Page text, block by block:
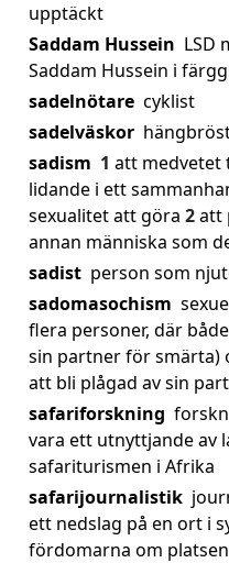
upptäckt
Saddam Hussein LSD
Saddam Hussein i
sadelnötare cyklist
sadelväskor
sadism 1 att medvetet
lidande i ett
sexualitet att göra 2att
annan människa som
sadist person som
sadomasochism
flera personer, där
sin partner för smärta)
att bli plågad av sin
safariforskning
vara ett utnyttjande av
safariturismen i Afrika
safarijournalistik
ett nedslag på en ort i
fördomarna om platsen